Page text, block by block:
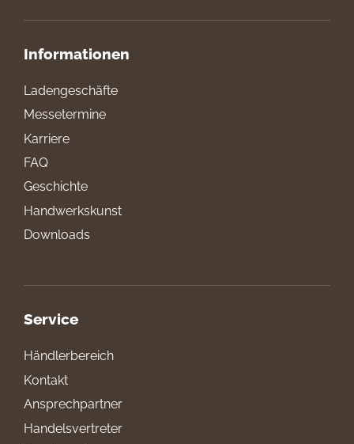
Informationen
Ladengeschäfte
Messetermine
Karriere
FAQ
Geschichte
Handwerkskunst
Downloads
Service
Händlerbereich
Kontakt
Ansprechpartner
Handelsvertreter